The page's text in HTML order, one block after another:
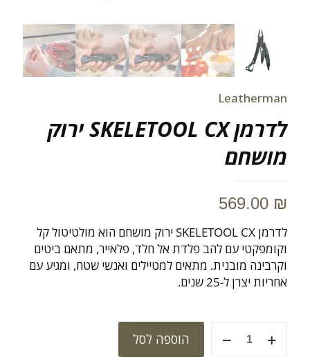
Leatherman
לדרמן SKELETOOL CX ירוק
מושחם
569.00 ₪
לדרמן SKELETOOL CX ירוק מושחם הוא מולטיטול קל
וקומפקטי עם להב פלדת אל חלד, פלאייר, מתאם ביטים
וקרבינה מובנית. מתאים למטיילים ואנשי שטח, ומגיע עם
אחריות יצרן ל-25 שנים.
של
הוספה לסל